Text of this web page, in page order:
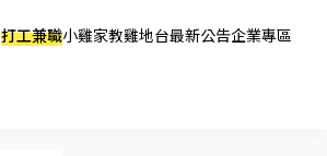
打工兼職小雞家教雞地台最新公告企業專區